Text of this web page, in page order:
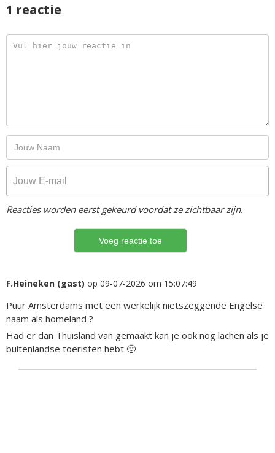
1 reactie
Reacties worden eerst gekeurd voordat ze zichtbaar zijn.
F.Heineken (gast) op 09-07-2026 om 15:07:49
Puur Amsterdams met een werkelijk nietszeggende Engelse
naam als homeland ?
Had er dan Thuisland van gemaakt kan je ook nog lachen als je
buitenlandse toeristen hebt 🙂